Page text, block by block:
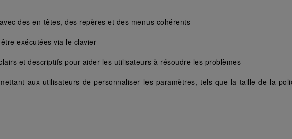
des en-têtes, des repères et des menus cohérents
exécutées via le clavier
et descriptifs pour aider les utilisateurs à résoudre les problèmes
aux utilisateurs de personnaliser les paramètres, tels que la taille de la